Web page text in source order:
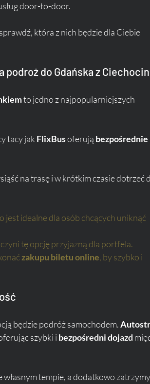
door-to-door.
która z nich będzie dla Ciebie
podroż do Gdańska z
to jedno z najpopularniejszych
tacy jak FlixBus oferują bezpośrednie
na trasę i w krótkim czasie dotrzeć
jest idealne dla osób chcących uniknąć
czyni tę opcję przyjazną dla portfela.
zakupu biletu online, by szybko i
będzie podróż samochodem.
szybki i bezpośredni dojazd
tempie, a dodatkowo